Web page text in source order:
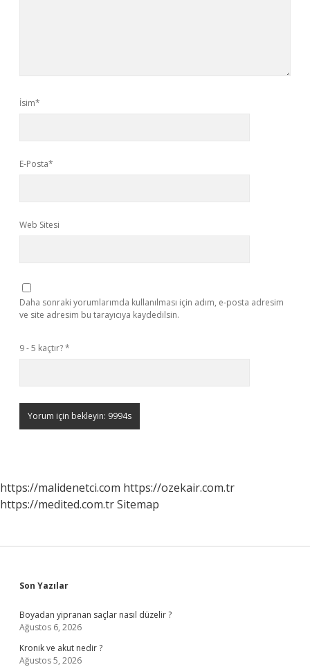
İsim*
E-Posta*
Web Sitesi
Daha sonraki yorumlarımda kullanılması için adım, e-posta adresim
ve site adresim bu tarayıcıya kaydedilsin.
9 - 5 kaçtır?*
https://malidenetci.com https://ozekair.com.tr
https://medited.com.trSitemap
Sidebar
Son Yazılar
Boyadan yipranan saçlar nasıl düzelir ?
Ağustos 6, 2026
Kronik ve akut nedir ?
Ağustos 5, 2026